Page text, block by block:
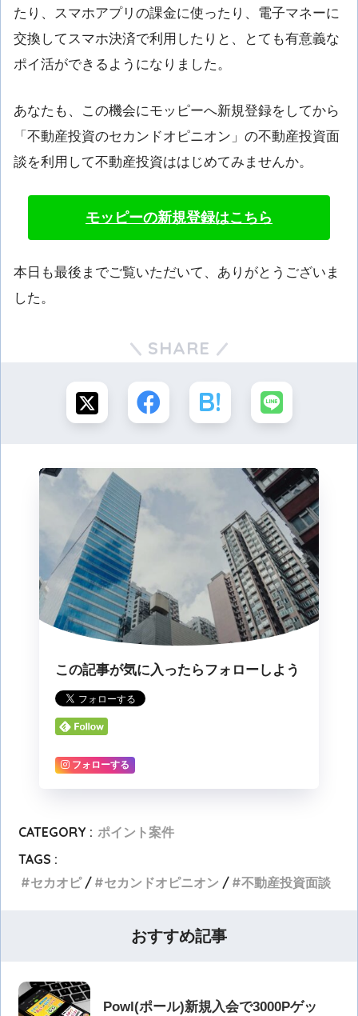
たり、スマホアプリの課金に使ったり、電子マネーに
交換してスマホ決済で利用したりと、とても有意義な
ポイ活ができるようになりました。
あなたも、この機会にモッピーへ新規登録をしてから
「不動産投資のセカンドオピニオン」の不動産投資面
談を利用して不動産投資ははじめてみませんか。
モッピーの新規登録はこちら
本日も最後までご覧いただいて、ありがとうございま
した。
SHARE
この記事が気に入ったらフォローしよう
フォローする
CATEGORY : ポイント案件
TAGS :
セカオピ
セカンドオピニオン 不動産投資面談
おすすめ記事
Powl(ポール)新規入会で3000Pゲッ